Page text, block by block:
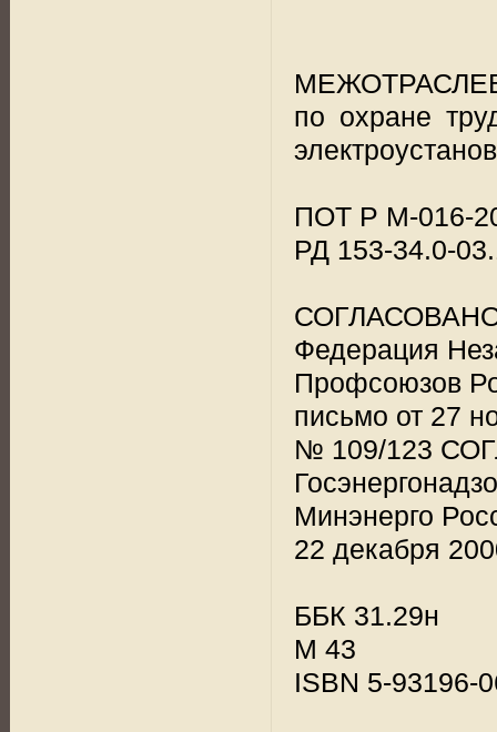
по охране
ПОТ Р М-016-
РД 153-34.0-
Федерация
Профсоюзов
письмо от 27
№ 109/123
Минэнерго
22 декабря
ББК 31.29н
М 43
ISBN 5-93196-